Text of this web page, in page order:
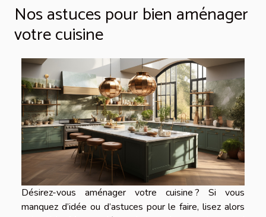
Nos astuces pour bien aménager
votre cuisine
Désirez-vous aménager votre cuisine ? Si vous
manquez d’idée ou d’astuces pour le faire, lisez alors